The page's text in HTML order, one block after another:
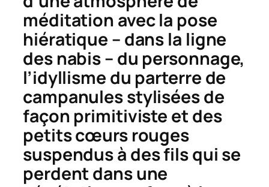
méditation avec la pose
hiératique – dans la ligne
des nabis – du personnage,
l’idyllisme du parterre de
campanules stylisées de
façon primitiviste et des
petits cœurs rouges
suspendus à des fils qui se
perdent dans une